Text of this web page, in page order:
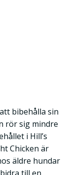
bibehålla sin
rör sig mindre
i Hill’s
Chicken är
äldre hundar